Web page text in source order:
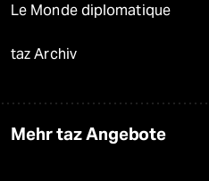
Le Monde diplomatique
taz Archiv
Mehr taz Angebote